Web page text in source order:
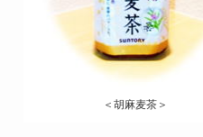
＜胡麻麦茶＞